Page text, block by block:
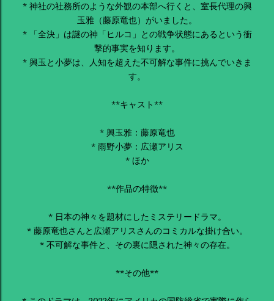
* 神社の社務所のような外観の本部へ行くと、室長代理の興
玉雅（藤原竜也）がいました。
* 「全決」は謎の神「ヒルコ」との戦争状態にあるという衝
撃的事実を知ります。
* 興玉と小夢は、人知を超えた不可解な事件に挑んでいきま
す。
**キャスト**
* 興玉雅：藤原竜也
* 雨野小夢：広瀬アリス
* ほか
**作品の特徴**
* 日本の神々を題材にしたミステリードラマ。
* 藤原竜也さんと広瀬アリスさんのコミカルな掛け合い。
* 不可解な事件と、その裏に隠された神々の存在。
**その他**